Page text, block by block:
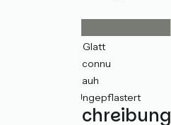
(54%) Glatt
(17%) Inconnu
(14%) Rauh
(14%) Ungepflastert
Wegbeschreibung